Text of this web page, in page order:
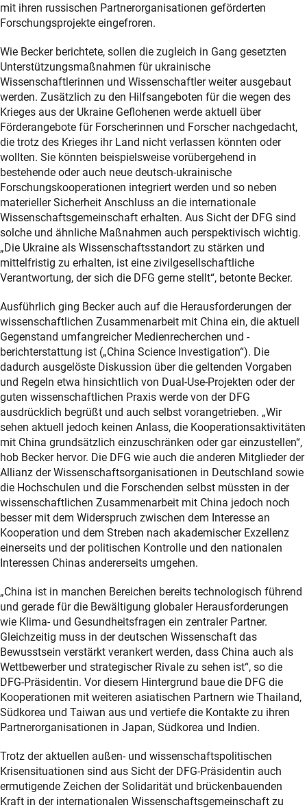
mit ihren russischen Partnerorganisationen geförderten
Forschungsprojekte eingefroren.
Wie Becker berichtete, sollen die zugleich in Gang gesetzten
Unterstützungsmaßnahmen für ukrainische
Wissenschaftlerinnen und Wissenschaftler weiter ausgebaut
werden. Zusätzlich zu den Hilfsangeboten für die wegen des
Krieges aus der Ukraine Geflohenen werde aktuell über
Förderangebote für Forscherinnen und Forscher nachgedacht,
die trotz des Krieges ihr Land nicht verlassen könnten oder
wollten. Sie könnten beispielsweise vorübergehend in
bestehende oder auch neue deutsch-ukrainische
Forschungskooperationen integriert werden und so neben
materieller Sicherheit Anschluss an die internationale
Wissenschaftsgemeinschaft erhalten. Aus Sicht der DFG sind
solche und ähnliche Maßnahmen auch perspektivisch wichtig.
„Die Ukraine als Wissenschaftsstandort zu stärken und
mittelfristig zu erhalten, ist eine zivilgesellschaftliche
Verantwortung, der sich die DFG gerne stellt“, betonte Becker.
Ausführlich ging Becker auch auf die Herausforderungen der
wissenschaftlichen Zusammenarbeit mit China ein, die aktuell
Gegenstand umfangreicher Medienrecherchen und -
berichterstattung ist („China Science Investigation“). Die
dadurch ausgelöste Diskussion über die geltenden Vorgaben
und Regeln etwa hinsichtlich von Dual-Use-Projekten oder der
guten wissenschaftlichen Praxis werde von der DFG
ausdrücklich begrüßt und auch selbst vorangetrieben. „Wir
sehen aktuell jedoch keinen Anlass, die Kooperationsaktivitäten
mit China grundsätzlich einzuschränken oder gar einzustellen“,
hob Becker hervor. Die DFG wie auch die anderen Mitglieder der
Allianz der Wissenschaftsorganisationen in Deutschland sowie
die Hochschulen und die Forschenden selbst müssten in der
wissenschaftlichen Zusammenarbeit mit China jedoch noch
besser mit dem Widerspruch zwischen dem Interesse an
Kooperation und dem Streben nach akademischer Exzellenz
einerseits und der politischen Kontrolle und den nationalen
Interessen Chinas andererseits umgehen.
„China ist in manchen Bereichen bereits technologisch führend
und gerade für die Bewältigung globaler Herausforderungen
wie Klima- und Gesundheitsfragen ein zentraler Partner.
Gleichzeitig muss in der deutschen Wissenschaft das
Bewusstsein verstärkt verankert werden, dass China auch als
Wettbewerber und strategischer Rivale zu sehen ist“, so die
DFG-Präsidentin. Vor diesem Hintergrund baue die DFG die
Kooperationen mit weiteren asiatischen Partnern wie Thailand,
Südkorea und Taiwan aus und vertiefe die Kontakte zu ihren
Partnerorganisationen in Japan, Südkorea und Indien.
Trotz der aktuellen außen- und wissenschaftspolitischen
Krisensituationen sind aus Sicht der DFG-Präsidentin auch
ermutigende Zeichen der Solidarität und brückenbauenden
Kraft in der internationalen Wissenschaftsgemeinschaft zu